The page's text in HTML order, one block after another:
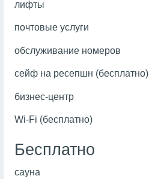
лифты
почтовые услуги
обслуживание номеров
сейф на ресепшн (бесплатно)
бизнес-центр
Wi-Fi (бесплатно)
Бесплатно
сауна